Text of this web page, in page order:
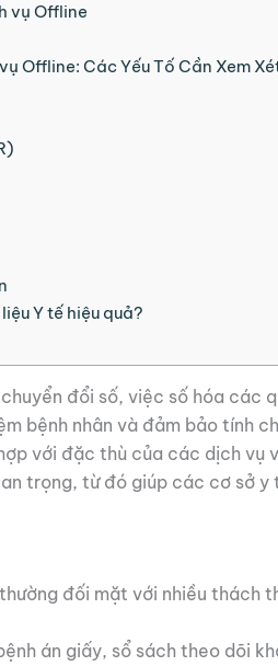
vụ Offline
Offline: Các Yếu Tố Cần Xem
Y tế hiệu quả?
đổi số, việc số hóa
bệnh nhân và đảm bảo tính
với đặc thù của các dịch
trọng, từ đó giúp các cơ sở
đối mặt với nhiều thách
án giấy, sổ sách theo dõi